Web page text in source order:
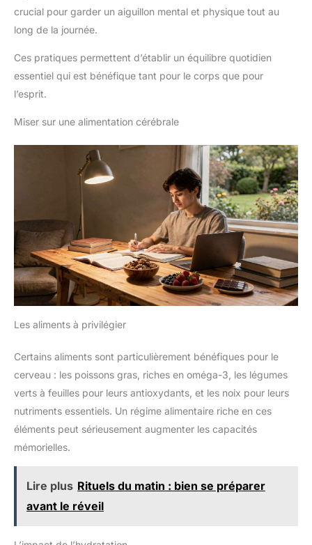
crucial pour garder un aiguillon mental et physique tout au
long de la journée.
Ces pratiques permettent d’établir un équilibre quotidien
essentiel qui est bénéfique tant pour le corps que pour
l’esprit.
Miser sur une alimentation cérébrale
Les aliments à privilégier
Certains aliments sont particulièrement bénéfiques pour le
cerveau : les poissons gras, riches en oméga-3, les légumes
verts à feuilles pour leurs antioxydants, et les noix pour leurs
nutriments essentiels. Un régime alimentaire riche en ces
éléments peut sérieusement augmenter les capacités
mémorielles.
Lire plus Rituels du matin : bien se préparer
avant le réveil